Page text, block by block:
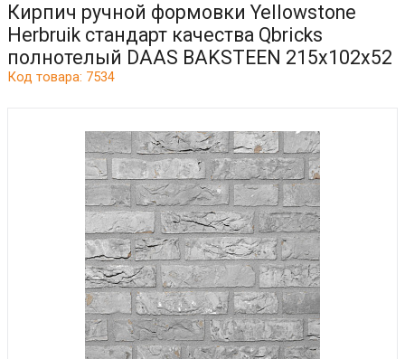
Кирпич ручной формовки Yellowstone
Herbruik стандарт качества Qbricks
полнотелый DAAS BAKSTEEN 215x102x52
Код товара: 7534